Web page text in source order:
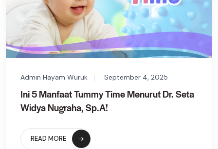
Admin Hayam Wuruk September 4, 2025
Ini 5 Manfaat Tummy Time Menurut Dr. Seta
Widya Nugraha, Sp.A!
READ MORE